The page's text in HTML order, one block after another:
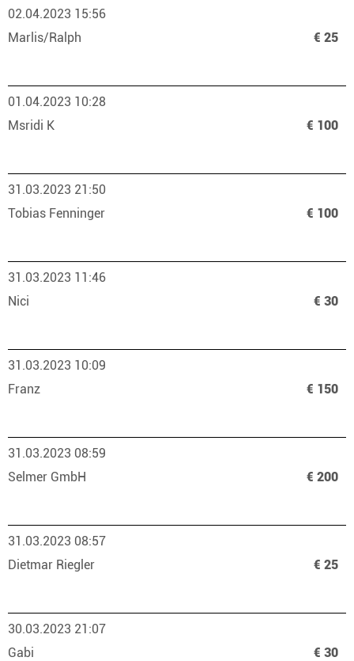
02.04.2023 15:56
Marlis/Ralph
€ 25
01.04.2023 10:28
Msridi K
€ 100
31.03.2023 21:50
Tobias Fenninger
€ 100
31.03.2023 11:46
Nici
€ 30
31.03.2023 10:09
Franz
€ 150
31.03.2023 08:59
Selmer GmbH
€ 200
31.03.2023 08:57
Dietmar Riegler
€ 25
30.03.2023 21:07
Gabi
€ 30